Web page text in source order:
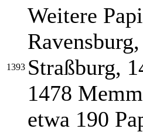
1393
Weitere
Straßburg,
1478
etwa 190